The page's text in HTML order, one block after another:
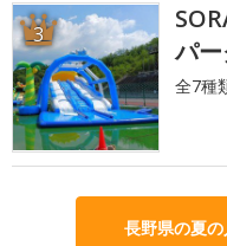
3
パ
全7種
長野県の夏